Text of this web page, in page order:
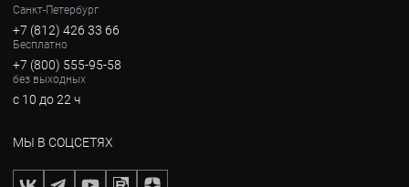
Санкт-Петербург
+7 (812) 426 33 66
Бесплатно
+7 (800) 555-95-58
без выходных
с 10 до 22 ч
МЫ В СОЦСЕТЯХ